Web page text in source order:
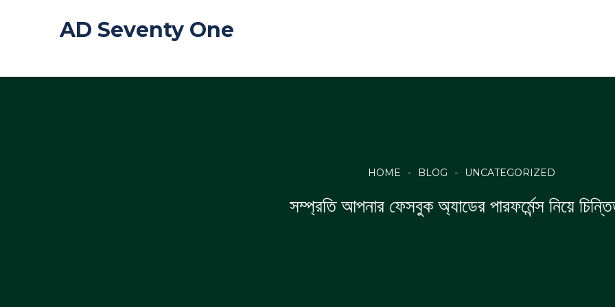
AD Seventy One
HOME - BLOG - UNCATEGORIZED
সম্প্রতি আপনার ফেসবুক অ্যাডের পারফর্মেন্স নিয়ে